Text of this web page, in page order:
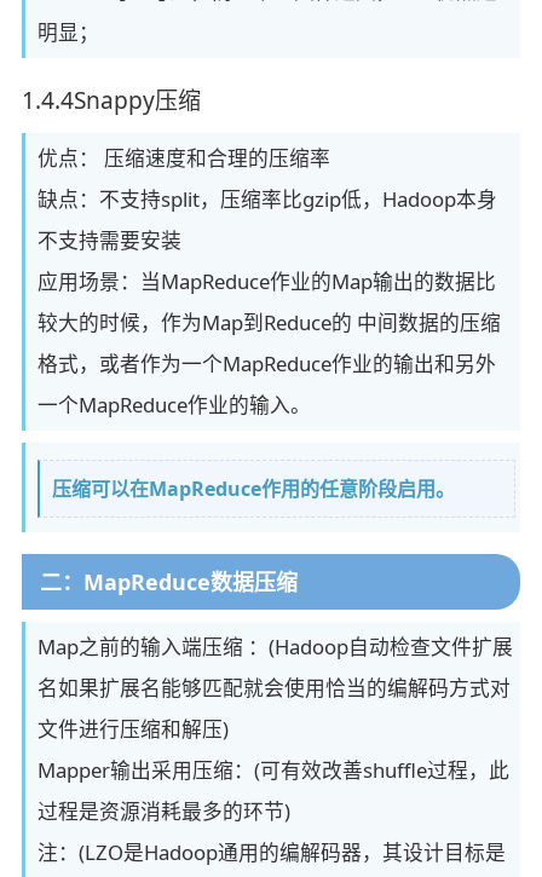
明显；
1.4.4Snappy压缩
优点： 压缩速度和合理的压缩率
缺点：不支持split，压缩率比gzip低，Hadoop本身
不支持需要安装
应用场景：当MapReduce作业的Map输出的数据比
较大的时候，作为Map到Reduce的 中间数据的压缩
格式，或者作为一个MapReduce作业的输出和另外
一个MapReduce作业的输入。
压缩可以在MapReduce作用的任意阶段启用。
二：MapReduce数据压缩
Map之前的输入端压缩 ：(Hadoop自动检查文件扩展
名如果扩展名能够匹配就会使用恰当的编解码方式对
文件进行压缩和解压)
Mapper输出采用压缩：(可有效改善shuffle过程，此
过程是资源消耗最多的环节)
注：(LZO是Hadoop通用的编解码器，其设计目标是